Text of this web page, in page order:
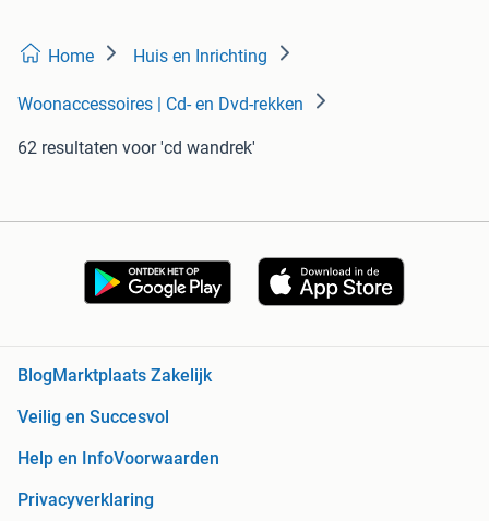
Home Huis en Inrichting
Woonaccessoires | Cd- en Dvd-rekken
62 resultaten voor 'cd wandrek'
BlogMarktplaats Zakelijk
Veilig en Succesvol
Help en InfoVoorwaarden
Privacyverklaring